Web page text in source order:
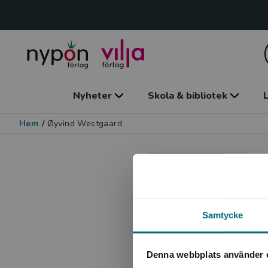
Samtycke
Denna webbplats använder
Nyheter Skola & bibliotek
Hem / Øyvind Westgaard